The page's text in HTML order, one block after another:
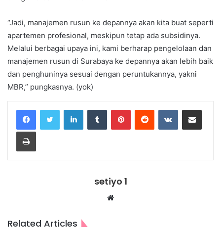
“Jadi, manajemen rusun ke depannya akan kita buat seperti
apartemen profesional, meskipun tetap ada subsidinya.
Melalui berbagai upaya ini, kami berharap pengelolaan dan
manajemen rusun di Surabaya ke depannya akan lebih baik
dan penghuninya sesuai dengan peruntukannya, yakni
MBR,” pungkasnya. (yok)
LinkedInTumblr PinterestReddit VKontakteShare via Email
Print
setiyo 1
Website
Related Articles